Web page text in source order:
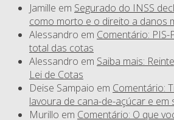
Jamille em Segurado do INSS
como morto e o direito a danos
Alessandro em Comentário: PIS-
total das cotas
Alessandro em Saiba mais:
Lei de Cotas
Deise Sampaio em Comentário:
lavoura de cana-de-açúcar e em
Murillo em Comentário: O que